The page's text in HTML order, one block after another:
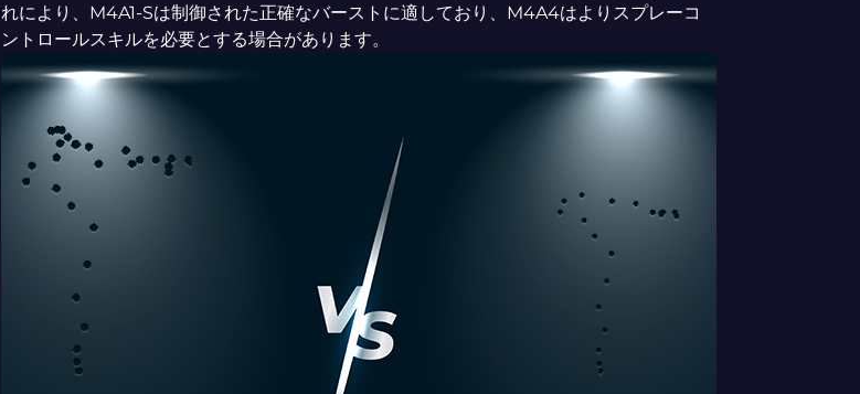
れにより、M4A1-Sは制御された正確なバーストに適しており、M4A4はよりスプレーコ
ントロールスキルを必要とする場合があります。